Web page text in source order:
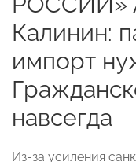
Калинин:
импорт
навсегда
Из-за усиления